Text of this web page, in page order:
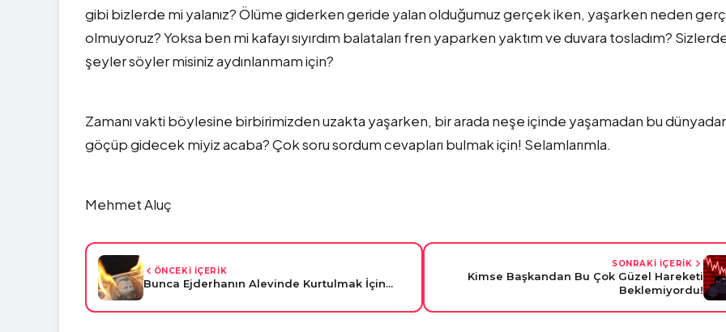
gibi bizlerde mi yalanız? Ölüme giderken geride yalan olduğumuz gerçek iken, yaşarken neden
olmuyoruz? Yoksa ben mi kafayı sıyırdım balataları fren yaparken yaktım ve duvara tosladım?
şeyler söyler misiniz aydınlanmam için?
Zamanı vakti böylesine birbirimizden uzakta yaşarken, bir arada neşe içinde yaşamadan bu
göçüp gidecek miyiz acaba? Çok soru sordum cevapları bulmak için! Selamlarımla.
Mehmet Aluç
ÖNCEKİ İÇERİK
Bunca Ejderhanın Alevinde Kurtulmak İçin...
SONRAKİ İÇERİK
Kimse Başkandan Bu Çok Güzel Hareketi
Beklemiyordu!